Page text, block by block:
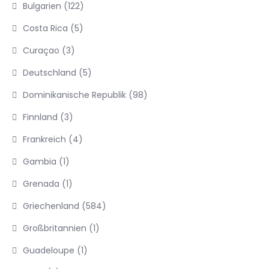
Bulgarien (122)
Costa Rica (5)
Curaçao (3)
Deutschland (5)
Dominikanische Republik (98)
Finnland (3)
Frankreich (4)
Gambia (1)
Grenada (1)
Griechenland (584)
Großbritannien (1)
Guadeloupe (1)